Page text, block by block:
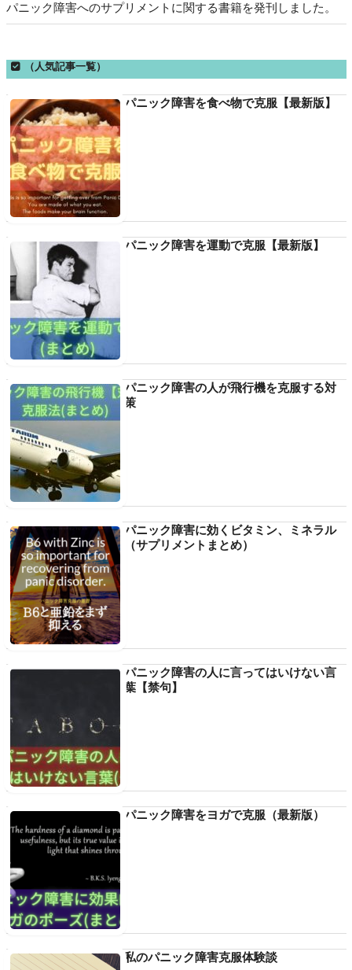
パニック障害へのサプリメントに関する書籍を発刊しました。
（人気記事一覧）
パニック障害を食べ物で克服【最新版】
パニック障害を運動で克服【最新版】
パニック障害の人が飛行機を克服する対
策
パニック障害に効くビタミン、ミネラル
（サプリメントまとめ）
パニック障害の人に言ってはいけない言
葉【禁句】
パニック障害をヨガで克服（最新版）
私のパニック障害克服体験談